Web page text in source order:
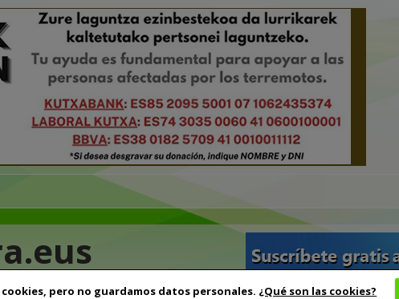
cookies, pero no guardamos datos personales. ¿Qué son las cookies?